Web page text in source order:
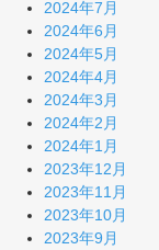
2024年7月
2024年6月
2024年5月
2024年4月
2024年3月
2024年2月
2024年1月
2023年12月
2023年11月
2023年10月
2023年9月